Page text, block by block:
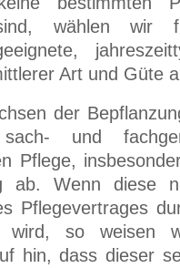
wählen wir
Art und Güte
der
und
Pflege,
ab. Wenn diese
Pflegevertrages
wird, so weisen
hin, dass dieser